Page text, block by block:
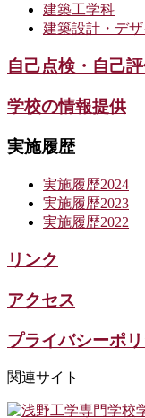
建築工学科
建築設計・デ
自己点検・自己
学校の情報提供
実施履歴
実施履歴2024
実施履歴2023
実施履歴2022
リンク
アクセス
プライバシーポ
関連サイト